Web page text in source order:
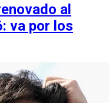
al
va por los